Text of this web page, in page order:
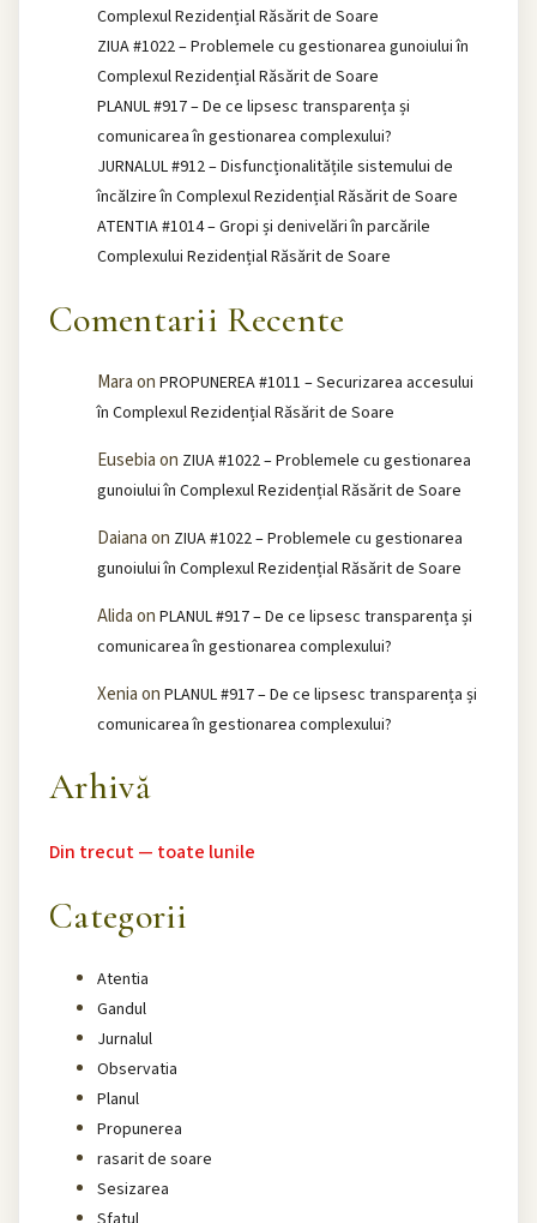
Complexul Rezidențial Răsărit de Soare
ZIUA #1022 – Problemele cu gestionarea gunoiului în
Complexul Rezidențial Răsărit de Soare
PLANUL #917 – De ce lipsesc transparența și
comunicarea în gestionarea complexului?
JURNALUL #912 – Disfuncționalitățile sistemului de
încălzire în Complexul Rezidențial Răsărit de Soare
ATENTIA #1014 – Gropi și denivelări în parcările
Complexului Rezidențial Răsărit de Soare
Comentarii Recente
Maraon PROPUNEREA #1011 – Securizarea accesului
în Complexul Rezidențial Răsărit de Soare
Eusebiaon ZIUA #1022 – Problemele cu gestionarea
gunoiului în Complexul Rezidențial Răsărit de Soare
Daianaon ZIUA #1022 – Problemele cu gestionarea
gunoiului în Complexul Rezidențial Răsărit de Soare
Alidaon PLANUL #917 – De ce lipsesc transparența și
comunicarea în gestionarea complexului?
Xeniaon PLANUL #917 – De ce lipsesc transparența și
comunicarea în gestionarea complexului?
Arhivă
Din trecut — toate lunile
Categorii
Atentia
Gandul
Jurnalul
Observatia
Planul
Propunerea
rasarit de soare
Sesizarea